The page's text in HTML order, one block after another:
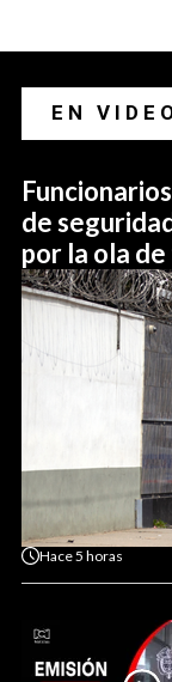
EN
de
por la ola
Hace5 horas